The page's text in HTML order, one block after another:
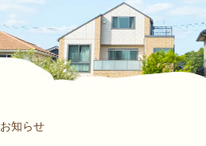
お知らせ